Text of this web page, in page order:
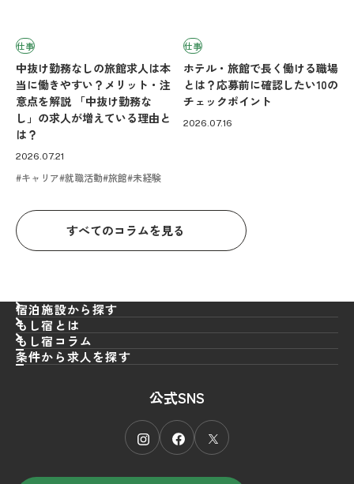
仕事
中抜け勤務なしの旅館求人は本
当に働きやすい？メリット・注
意点を解説 「中抜け勤務な
し」の求人が増えている理由と
は？
2026.07.21
キャリア 就職活動 旅館 未経験
仕事
ホテル・旅館で長く働ける職場
とは？応募前に確認したい10の
チェックポイント
2026.07.16
すべてのコラムを見る
公式SNS
宿泊施設から探す
もし宿とは
もし宿コラム
条件から求人を探す